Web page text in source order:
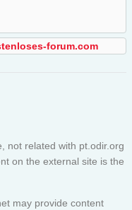
forum.com
not related with pt.odir.org
on the external site is the
may provide content